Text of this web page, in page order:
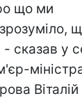
що ми
сказав у
Віталій